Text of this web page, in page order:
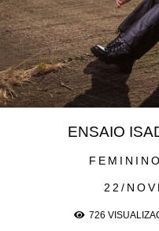
FEMININO
22/
ENSAIO
726